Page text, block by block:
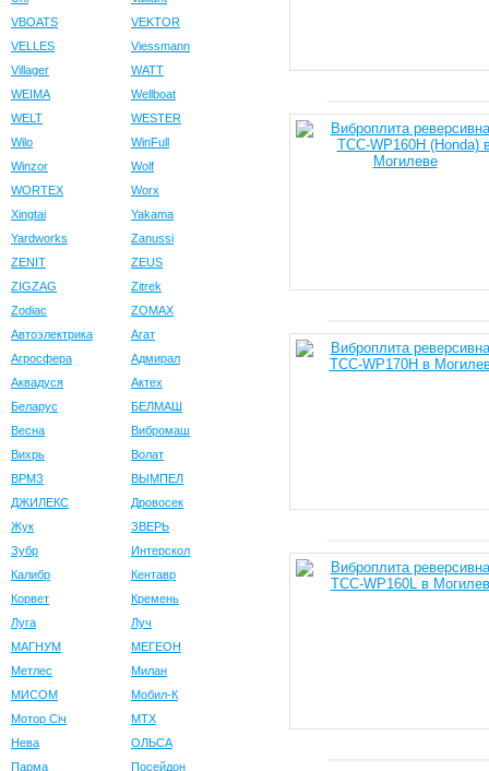
VBOATS
VEKTOR
VELLES
Viessmann
Villager
WATT
WEIMA
Wellboat
WELT
WESTER
Wilo
WinFull
Winzor
Wolf
WORTEX
Worx
Xingtai
Yakama
Yardworks
Zanussi
ZENIT
ZEUS
ZIGZAG
Zitrek
Zodiac
ZOMAX
Автоэлектрика
Агат
Агросфера
Адмирал
Аквадуся
Актех
Беларус
БЕЛМАШ
Весна
Вибромаш
Вихрь
Волат
ВРМЗ
ВЫМПЕЛ
ДЖИЛЕКС
Дровосек
Жук
ЗВЕРЬ
Зубр
Интерскол
Калибр
Кентавр
Корвет
Кремень
Луга
Луч
МАГНУМ
МЕГЕОН
Метлес
Милан
МИСОМ
Мобил-К
Мотор Сiч
МТХ
Нева
ОЛЬСА
Парма
Посейдон